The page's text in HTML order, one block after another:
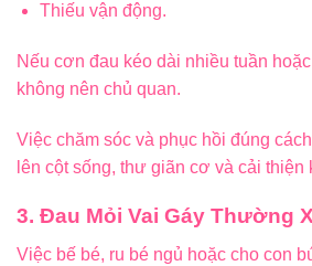
Thiếu vận động.
Nếu cơn đau kéo dài nhiều tuần
không nên chủ quan.
Việc chăm sóc và phục hồi đúng
lên cột sống, thư giãn cơ và cải thiện
3. Đau Mỏi Vai Gáy Thường
Việc bế bé, ru bé ngủ hoặc cho con